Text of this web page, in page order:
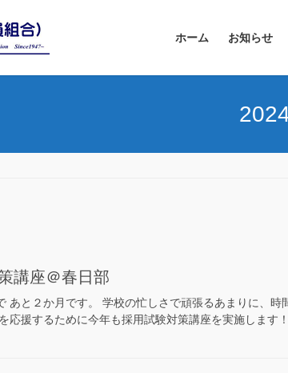
ホーム お知らせ
講座＠春日部
あと２か月です。 学校の忙しさで頑張るあまりに、時
応援するために今年も採用試験対策講座を実施します